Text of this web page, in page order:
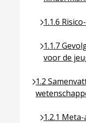
1.1.6
Ga naar
1.1.7
voor de
Ga naar
1.2
Ga naar
1.2.1
Ga naar